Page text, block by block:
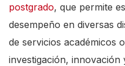
postgrado, que permite
desempeño en diversas
de servicios académicos
investigación,